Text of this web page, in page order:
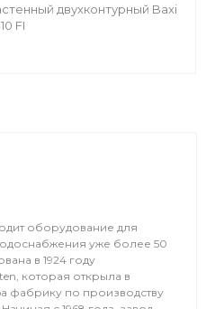
двухконтурный Baxi
FI
оборудование для
уже более 50
в 1924 году
которая открыла в
фабрику по производству